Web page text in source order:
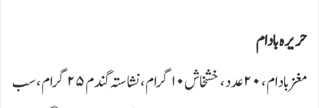
حریرہ بادام
مغز بادام، ۲۰ عدد، خشخاش ۱۰گرام، نشاستہ گندم ۲۵ گرام، سب